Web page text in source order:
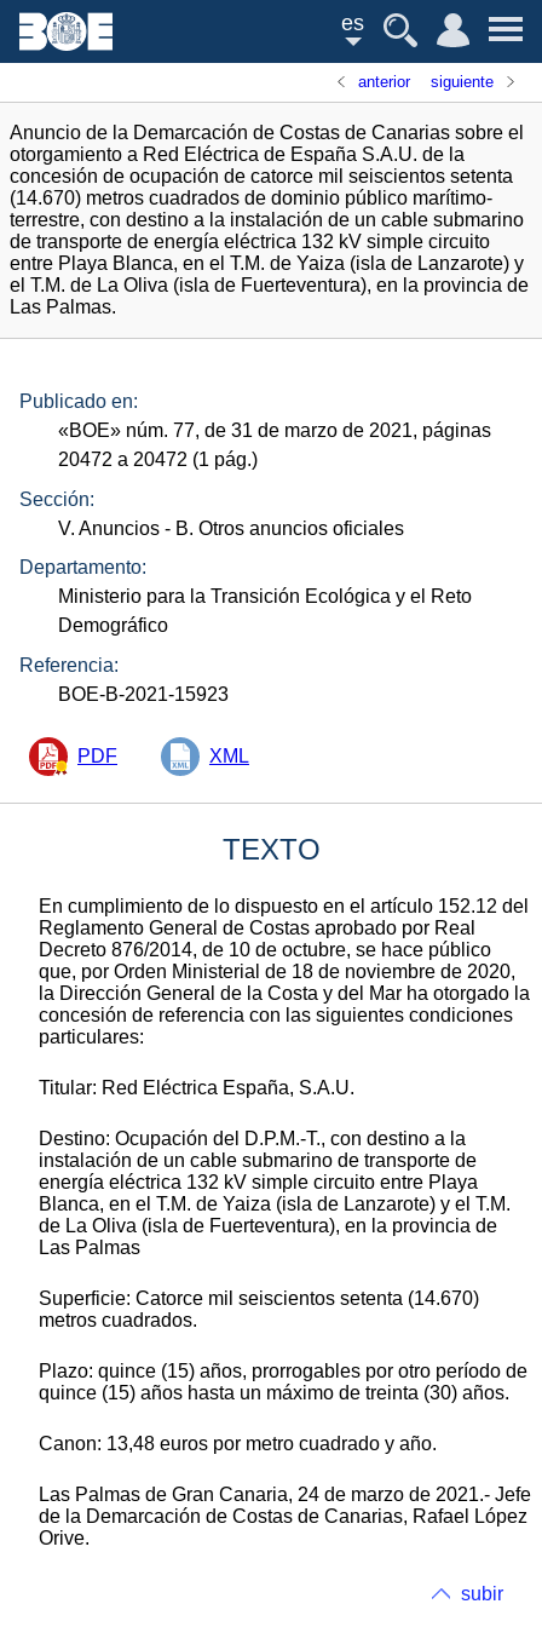
es
anterior siguiente
Anuncio de la Demarcación de Costas de Canarias sobre el
otorgamiento a Red Eléctrica de España S.A.U. de la
concesión de ocupación de catorce mil seiscientos setenta
(14.670) metros cuadrados de dominio público marítimo-
terrestre, con destino a la instalación de un cable submarino
de transporte de energía eléctrica 132 kV simple circuito
entre Playa Blanca, en el T.M. de Yaiza (isla de Lanzarote) y
el T.M. de La Oliva (isla de Fuerteventura), en la provincia de
Las Palmas.
Publicado en:
«BOE» núm. 77, de 31 de marzo de 2021, páginas
20472 a 20472 (1 pág.)
Sección:
V. Anuncios - B. Otros anuncios oficiales
Departamento:
Ministerio para la Transición Ecológica y el Reto
Demográfico
Referencia:
BOE-B-2021-15923
PDF XML
TEXTO
En cumplimiento de lo dispuesto en el artículo 152.12 del
Reglamento General de Costas aprobado por Real
Decreto 876/2014, de 10 de octubre, se hace público
que, por Orden Ministerial de 18 de noviembre de 2020,
la Dirección General de la Costa y del Mar ha otorgado la
concesión de referencia con las siguientes condiciones
particulares:
Titular: Red Eléctrica España, S.A.U.
Destino: Ocupación del D.P.M.-T., con destino a la
instalación de un cable submarino de transporte de
energía eléctrica 132 kV simple circuito entre Playa
Blanca, en el T.M. de Yaiza (isla de Lanzarote) y el T.M.
de La Oliva (isla de Fuerteventura), en la provincia de
Las Palmas
Superficie: Catorce mil seiscientos setenta (14.670)
metros cuadrados.
Plazo: quince (15) años, prorrogables por otro período de
quince (15) años hasta un máximo de treinta (30) años.
Canon: 13,48 euros por metro cuadrado y año.
Las Palmas de Gran Canaria, 24 de marzo de 2021.- Jefe
de la Demarcación de Costas de Canarias, Rafael López
Orive.
subir